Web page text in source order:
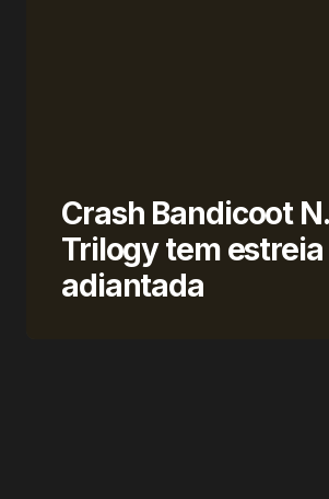
Crash Bandicoot
Trilogy tem estreia
adiantada